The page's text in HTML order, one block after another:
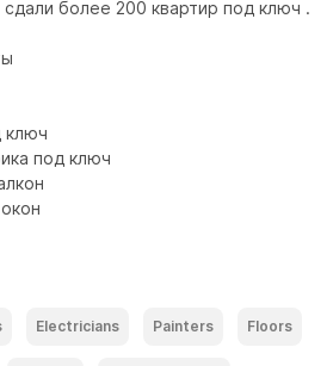
более 200 квартир под ключ .
ключ
под ключ
Electricians Painters Floors